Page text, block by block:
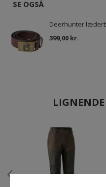
SE OGSÅ
Deerhunter
399,00 kr.